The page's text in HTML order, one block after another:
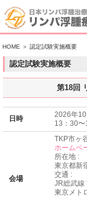
HOME ＞ 認定試験実施概要
認定試験実施概要
第18回
日時
2026年10
13：30〜
会場
TKP市ヶ
ホームペ
所在地 :
東京都新
交通 :
JR総武線
東京メト